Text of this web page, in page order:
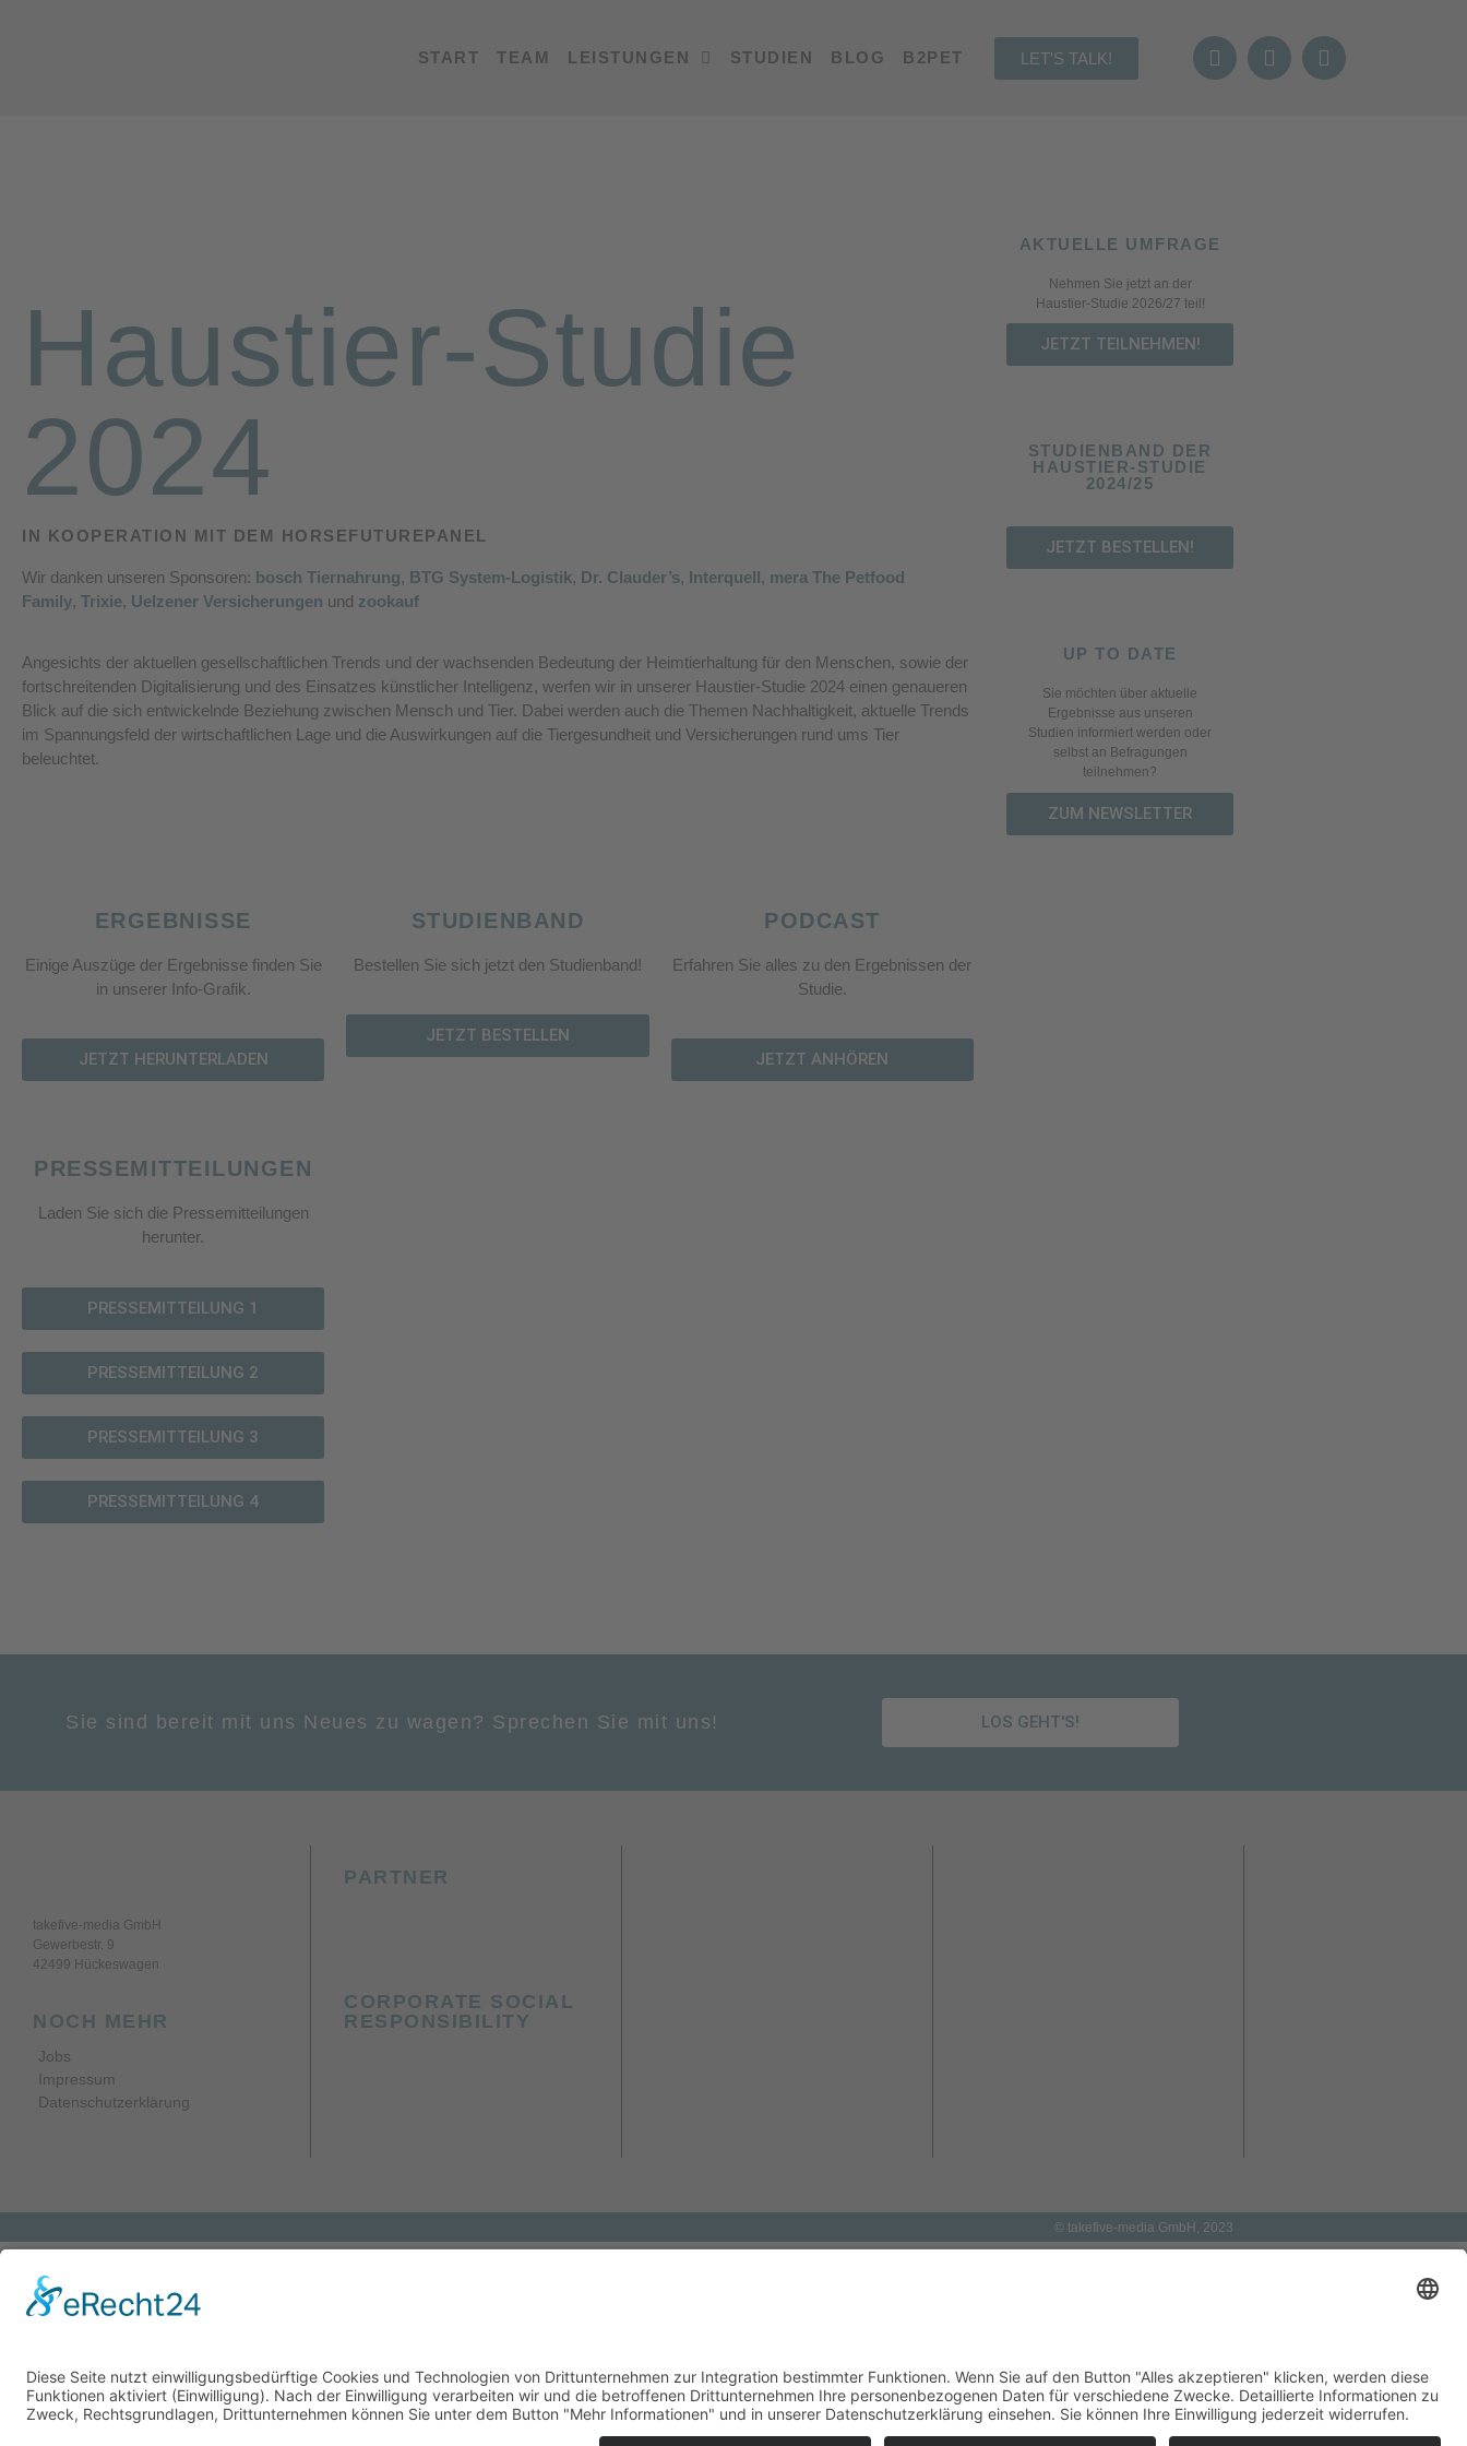
START TEAM LEISTUNGEN STUDIEN BLOG B2PET LET'S TALK!
Haustier-Studie
2024
IN KOOPERATION MIT DEM HORSEFUTUREPANEL
Wir danken unseren Sponsoren: bosch Tiernahrung, BTG System-Logistik, Dr. Clauder’s, Interquell, mera The Petfood
Family, Trixie, Uelzener Versicherungen und zookauf
Angesichts der aktuellen gesellschaftlichen Trends und der wachsenden Bedeutung der Heimtierhaltung für den Menschen, sowie der
fortschreitenden Digitalisierung und des Einsatzes künstlicher Intelligenz, werfen wir in unserer Haustier-Studie 2024 einen genaueren
Blick auf die sich entwickelnde Beziehung zwischen Mensch und Tier. Dabei werden auch die Themen Nachhaltigkeit, aktuelle Trends
im Spannungsfeld der wirtschaftlichen Lage und die Auswirkungen auf die Tiergesundheit und Versicherungen rund ums Tier
beleuchtet.
ERGEBNISSE
Einige Auszüge der Ergebnisse finden Sie
in unserer Info-Grafik.
JETZT HERUNTERLADEN
STUDIENBAND
Bestellen Sie sich jetzt den Studienband!
JETZT BESTELLEN
PODCAST
Erfahren Sie alles zu den Ergebnissen der
Studie.
JETZT ANHÖREN
PRESSEMITTEILUNGEN
Laden Sie sich die Pressemitteilungen
herunter.
PRESSEMITTEILUNG 1
PRESSEMITTEILUNG 2
PRESSEMITTEILUNG 3
PRESSEMITTEILUNG 4
AKTUELLE UMFRAGE
Nehmen Sie jetzt an der
Haustier-Studie 2026/27 teil!
JETZT TEILNEHMEN!
STUDIENBAND DER
HAUSTIER-STUDIE
2024/25
JETZT BESTELLEN!
UP TO DATE
Sie möchten über aktuelle
Ergebnisse aus unseren
Studien informiert werden oder
selbst an Befragungen
teilnehmen?
ZUM NEWSLETTER
Sie sind bereit mit uns Neues zu wagen? Sprechen Sie mit uns! LOS GEHT'S!
takefive-media GmbH
Gewerbestr. 9
42499 Hückeswagen
NOCH MEHR
Jobs
Impressum
Datenschutzerklärung
PARTNER
CORPORATE SOCIAL
RESPONSIBILITY
© takefive-media GmbH, 2023
Dies betrifft viele unterschiedliche Sektoren, darunter auch die Heimtierbranche. Seit Ende 2025 unterstützt die takefive-media in Form eines Digitalprojekts den weiteren
Ausbau der Marketingaktivitäten des mexikanischen Zierfischzuchtbetriebs Granja de Peces „La Huerta“ auf ehrenamtlicher Basis. Der Familienbetrieb, der schon seit mehr
als 40 Jahren besteht, befindet sich im Bundesstaat Hidalgo. „Wir freuen uns, dass wir mit diesem Projekt zum Wissenstransfer und zur internationalen Vernetzung der